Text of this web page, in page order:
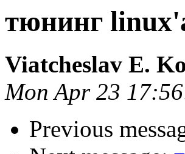
тюнинг
Viatcheslav E.
Mon Apr 23
Previous